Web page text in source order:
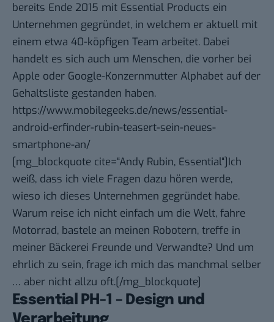
bereits Ende 2015 mit Essential Products ein
Unternehmen gegründet, in welchem er aktuell mit
einem etwa 40-köpfigen Team arbeitet. Dabei
handelt es sich auch um Menschen, die vorher bei
Apple oder Google-Konzernmutter Alphabet auf der
Gehaltsliste gestanden haben.
https://www.mobilegeeks.de/news/essential-
android-erfinder-rubin-teasert-sein-neues-
smartphone-an/
[mg_blockquote cite=“Andy Rubin, Essential“]Ich
weiß, dass ich viele Fragen dazu hören werde,
wieso ich dieses Unternehmen gegründet habe.
Warum reise ich nicht einfach um die Welt, fahre
Motorrad, bastele an meinen Robotern, treffe in
meiner Bäckerei Freunde und Verwandte? Und um
ehrlich zu sein, frage ich mich das manchmal selber
… aber nicht allzu oft.[/mg_blockquote]
Essential PH-1 – Design und